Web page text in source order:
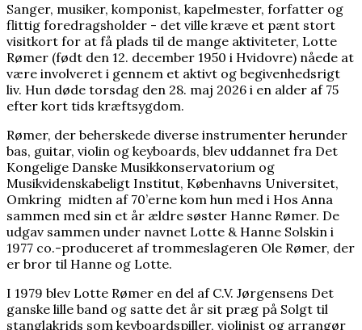
Sanger, musiker, komponist, kapelmester, forfatter og
flittig foredragsholder - det ville kræve et pænt stort
visitkort for at få plads til de mange aktiviteter, Lotte
Rømer (født den 12. december 1950 i Hvidovre) nåede at
være involveret i gennem et aktivt og begivenhedsrigt
liv. Hun døde torsdag den 28. maj 2026 i en alder af 75
efter kort tids kræftsygdom.
Rømer, der beherskede diverse instrumenter herunder
bas, guitar, violin og keyboards, blev uddannet fra Det
Kongelige Danske Musikkonservatorium og
Musikvidenskabeligt Institut, Københavns Universitet,
Omkring midten af 70’erne kom hun med i Hos Anna
sammen med sin et år ældre søster Hanne Rømer. De
udgav sammen under navnet Lotte & Hanne Solskin i
1977 co.-produceret af trommeslageren Ole Rømer, der
er bror til Hanne og Lotte.
I 1979 blev Lotte Rømer en del af C.V. Jørgensens Det
ganske lille band og satte det år sit præg på Solgt til
stanglakrids som keyboardspiller, violinist og arrangør